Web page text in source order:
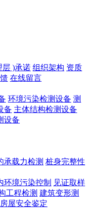
层 )承诺 组织架构 资质
在线留言
环境污染检测设备 测
备 主体结构检测设备
设备
承载力检测 桩身完整性
环境污染控制
见证取样
工程检测 建筑变形测
房屋安全鉴定